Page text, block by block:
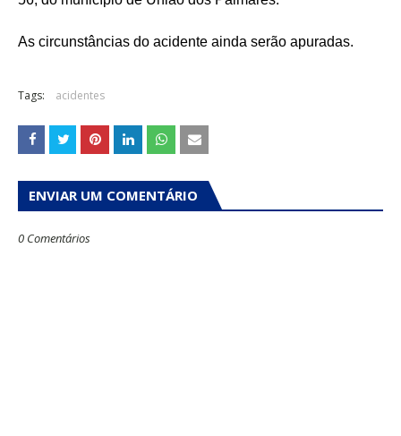
As circunstâncias do acidente ainda serão apuradas.
Tags: acidentes
ENVIAR UM COMENTÁRIO
0 Comentários